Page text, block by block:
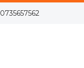
0735657562